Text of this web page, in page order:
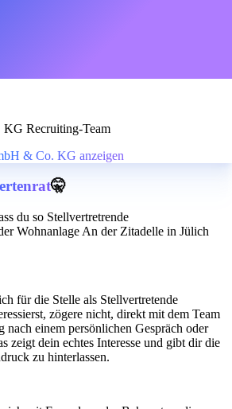
Recruiting-Team
& Co. KG anzeigen
🤫
du so Stellvertretrende
Wohnanlage An der Zitadelle in Jülich
für die Stelle als Stellvertretende
zögere nicht, direkt mit dem Team
nach einem persönlichen Gespräch oder
zeigt dein echtes Interesse und gibt dir die
zu hinterlassen.